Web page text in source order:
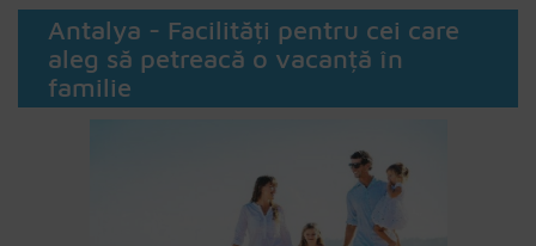
Antalya - Facilități pentru cei care
aleg să petreacă o vacanță în
familie
LEI EURO